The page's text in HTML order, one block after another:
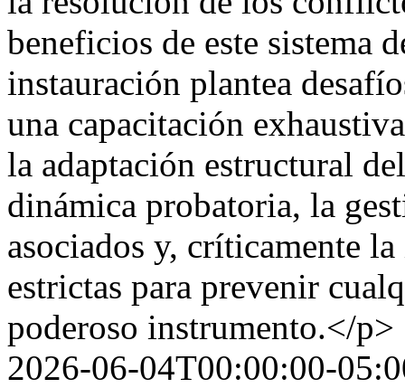
beneficios de este sistema
instauración plantea
una capacitación
la adaptación estructural
dinámica probatoria, la
asociados y, críticamente
estrictas para prevenir
poderoso instrumento.</p>
2026-06-04T00:00:00-